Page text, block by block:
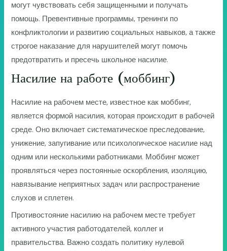
могут чувствовать себя защищенными и получать
помощь. Превентивные программы, тренинги по
конфликтологии и развитию социальных навыков, а также
строгое наказание для нарушителей могут помочь
предотвратить и пресечь школьное насилие.
Насилие на работе (моббинг)
Насилие на рабочем месте, известное как моббинг,
является формой насилия, которая происходит в рабочей
среде. Оно включает систематическое преследование,
унижение, запугивание или психологическое насилие над
одним или несколькими работниками. Моббинг может
проявляться через постоянные оскорбления, изоляцию,
навязывание неприятных задач или распространение
слухов и сплетен.
Противостояние насилию на рабочем месте требует
активного участия работодателей, коллег и
правительства. Важно создать политику нулевой